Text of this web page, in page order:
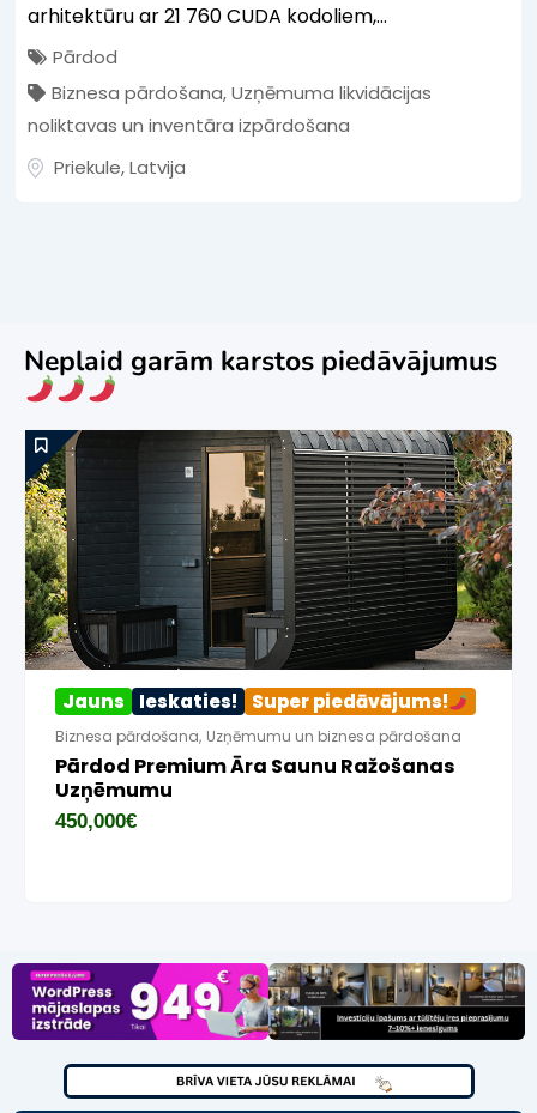
arhitektūru ar 21 760 CUDA kodoliem,...
Pārdod
Biznesa pārdošana,Uzņēmuma likvidācijas
noliktavas un inventāra izpārdošana
Priekule,Latvija
Neplaid garām karstos piedāvājumus
Jauns Ieskaties! Super piedāvājums!
Biznesa pārdošana, Uzņēmumu un biznesa pārdošana
Pārdod Premium Āra Saunu Ražošanas
Uzņēmumu
450,000€